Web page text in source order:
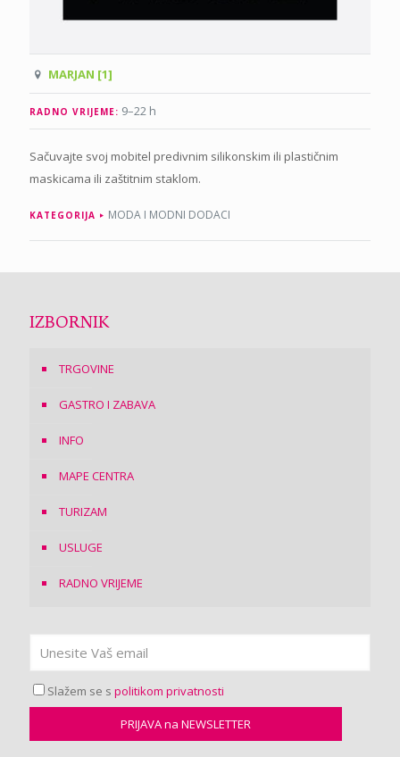
MARJAN [1]
RADNO VRIJEME: 9–22 h
Sačuvajte svoj mobitel predivnim silikonskim ili plastičnim
maskicama ili zaštitnim staklom.
KATEGORIJA MODA I MODNI DODACI
IZBORNIK
TRGOVINE
GASTRO I ZABAVA
INFO
MAPE CENTRA
TURIZAM
USLUGE
RADNO VRIJEME
Slažem se s politikom privatnosti